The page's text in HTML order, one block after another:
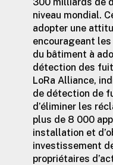
niveau mondial.
adopter une
encourageant
du bâtiment à
détection des
LoRa Alliance,
de détection de
d’éliminer les
plus de 8 000
installation et
investissement
propriétaires